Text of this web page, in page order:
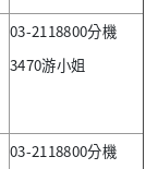
03-2118800分機
3470游小姐
03-2118800分機